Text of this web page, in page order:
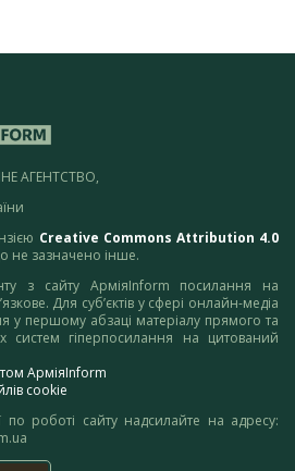
АГЕНТСТВО,
Creative Commons Attribution 4.0
не зазначено інше.
з сайту АрміяInform посилання на
Для суб’єктів у сфері онлайн-медіа
у першому абзаці матеріалу прямого та
систем гіперпосилання на цитований
АрміяInform
cookie
по роботі сайту надсилайте на адресу: